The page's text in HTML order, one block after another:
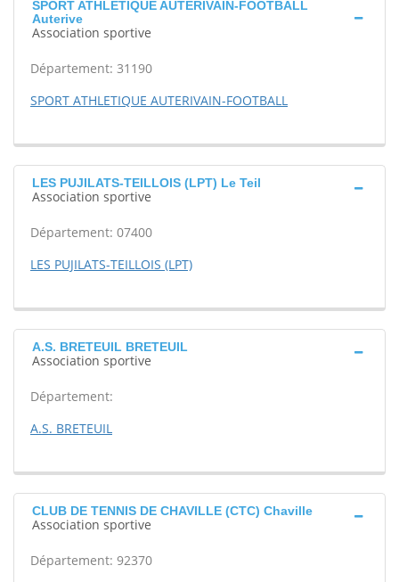
SPORT ATHLETIQUE AUTERIVAIN-FOOTBALL
Auterive
Association sportive
Département: 31190
SPORT ATHLETIQUE AUTERIVAIN-FOOTBALL
LES PUJILATS-TEILLOIS (LPT) Le Teil
Association sportive
Département: 07400
LES PUJILATS-TEILLOIS (LPT)
A.S. BRETEUIL BRETEUIL
Association sportive
Département:
A.S. BRETEUIL
CLUB DE TENNIS DE CHAVILLE (CTC) Chaville
Association sportive
Département: 92370